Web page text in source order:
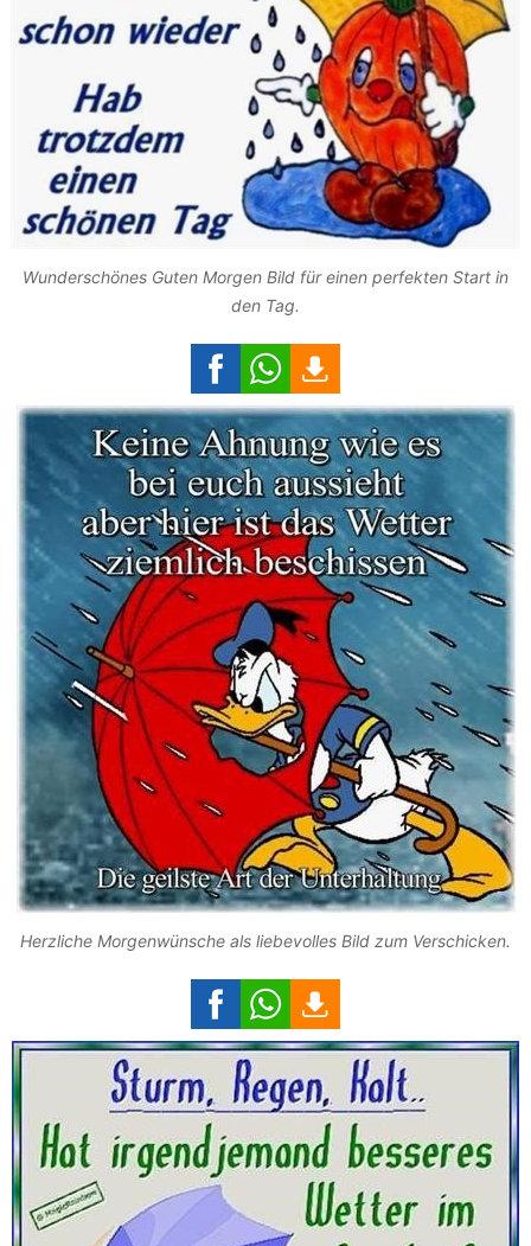
Wunderschönes Guten Morgen Bild für einen perfekten Start in
den Tag.
Herzliche Morgenwünsche als liebevolles Bild zum Verschicken.